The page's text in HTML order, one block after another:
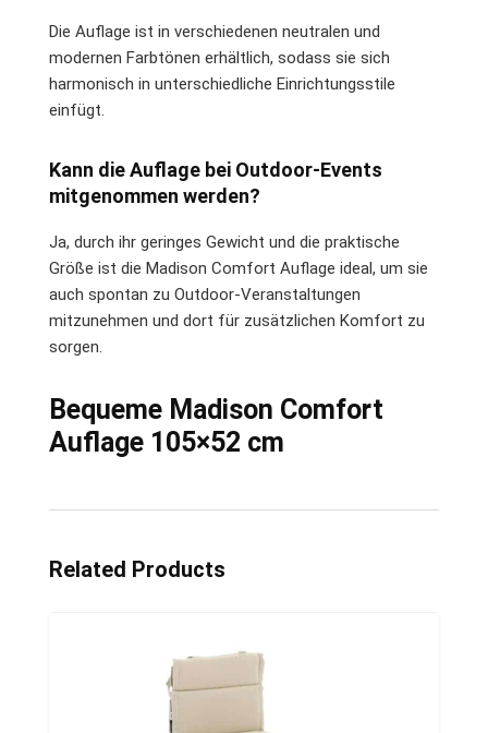
Die Auflage ist in verschiedenen neutralen und
modernen Farbtönen erhältlich, sodass sie sich
harmonisch in unterschiedliche Einrichtungsstile
einfügt.
Kann die Auflage bei Outdoor-Events
mitgenommen werden?
Ja, durch ihr geringes Gewicht und die praktische
Größe ist die Madison Comfort Auflage ideal, um sie
auch spontan zu Outdoor-Veranstaltungen
mitzunehmen und dort für zusätzlichen Komfort zu
sorgen.
Bequeme Madison Comfort
Auflage 105×52 cm
Related Products